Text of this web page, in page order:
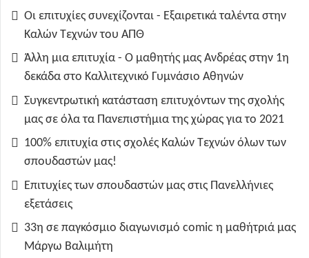
Οι επιτυχίες συνεχίζονται - Εξαιρετικά ταλέντα στην
Καλών Τεχνών του ΑΠΘ
Άλλη μια επιτυχία - Ο μαθητής μας Ανδρέας στην 1η
δεκάδα στο Καλλιτεχνικό Γυμνάσιο Αθηνών
Συγκεντρωτική κατάσταση επιτυχόντων της σχολής
μας σε όλα τα Πανεπιστήμια της χώρας για το 2021
100% επιτυχία στις σχολές Καλών Τεχνών όλων των
σπουδαστών μας!
Επιτυχίες των σπουδαστών μας στις Πανελλήνιες
εξετάσεις
33η σε παγκόσμιο διαγωνισμό comic η μαθήτριά μας
Μάργω Βαλιμήτη